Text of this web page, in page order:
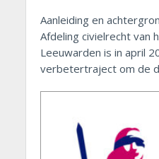
Aanleiding en
Afdeling civielrecht van
Leeuwarden is in april
verbetertraject om de